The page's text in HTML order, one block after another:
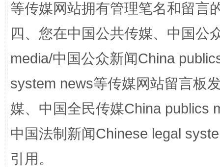
等传媒网站拥有管理笔名和留言
四、您在中国公共传媒、中国公
media/中国公众新闻China
system news等传媒网站留言板
媒、中国全民传媒China publics
中国法制新闻Chinese legal
引用。